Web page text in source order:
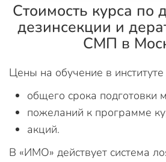
Стоимость курса по
дезинсекции и
СМП в
Цены на обучение в институте
общего срока подготовки
пожеланий к программе
акций.
В «ИМО» действует система